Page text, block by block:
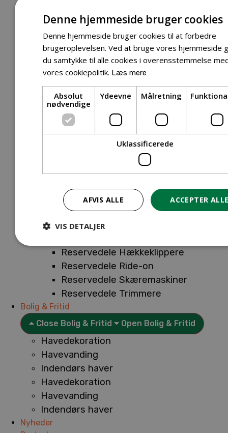
Tilbehør Buskryddere og Trimmere
Tilbehør Entreprenørudstyr
Tilbehør Havetraktor
Tilbehør Hækkeklippere
Tilbehør Motorsav
Tilbehør Kæder
Tilbehør Sværd
Tilbehør Rengøringsmaskiner
Tilbehør Robotplæneklipper
Tilbehør Walk Behind
Reservedele Løvblæsere
Reservedele Motorsave
Reservedele Plæneklippere
Reservedele Hækkeklippere
Reservedele Ride-on
Reservedele Skæremaskiner
Reservedele Trimmere
Bolig & Fritid
Close Bolig & Fritid
Open Bolig & Fritid
Havedekoration
Havevanding
Indendørs haver
Havedekoration
Havevanding
Indendørs haver
Nyheder
Denne hjemmeside bruger cookies
Denne hjemmeside bruger cookies til at forbedre
brugeroplevelsen. Ved at bruge vores hjemmeside
du samtykke til alle cookies i overensstemmelse
vores cookiepolitik. Læs mere
Absolut
nødvendige
Ydeevne Målretning
Uklassificerede
ACCEPTER
AFVIS ALLE
VIS DETALJER